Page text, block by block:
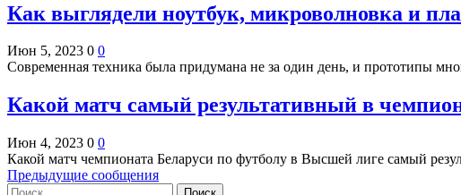
Как выглядели ноутбук, микроволновка и
Июн 5, 2023 0 0
Современная техника была придумана не за один день, и прототипы
Какой матч самый результативный в
Июн 4, 2023 0 0
Какой матч чемпионата Беларуси по футболу в Высшей лиге самый
Предыдущие сообщения